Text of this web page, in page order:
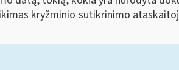
kryžminio sutikrinimo